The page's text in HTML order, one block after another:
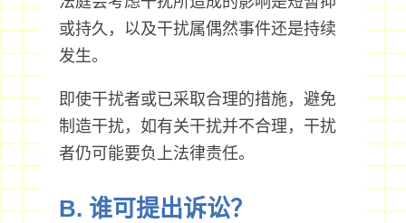
或持久，以及干扰属偶然事件还是持续
发生。
即使干扰者或已采取合理的措施，避免
制造干扰，如有关干扰并不合理，干扰
者仍可能要负上法律责任。
B. 谁可提出诉讼？